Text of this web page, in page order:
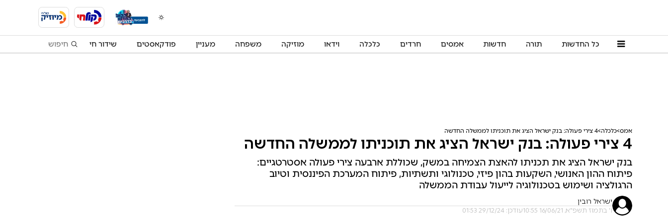
כל החדשות תורה חדשות אמסים חרדים כלכלה וידאו מוזיקה משפחה מעניין פודקאסטים שידור חי
אמס כלכלה 4 צירי פעולה: בנק ישראל הציג את תוכניתו לממשלה החדשה
4 צירי פעולה: בנק ישראל הציג את תוכניתו לממשלה החדשה
בנק ישראל הציג את תכניתו להאצת הצמיחה במשק, שכוללת ארבעה צירי פעולה אסטרטגיים:
פיתוח ההון האנושי, השקעות בהון פיזי, טכנולוגי ותשתיות, פיתוח המערכת הפיננסית וטיוב
הרגולציה ושימוש בטכנולוגיה לייעול עבודת הממשלה
ישראל רובין
ו' בתמוז תשפ"א, 16/06/21 10:55 עודכן: 29/12/24 01:53